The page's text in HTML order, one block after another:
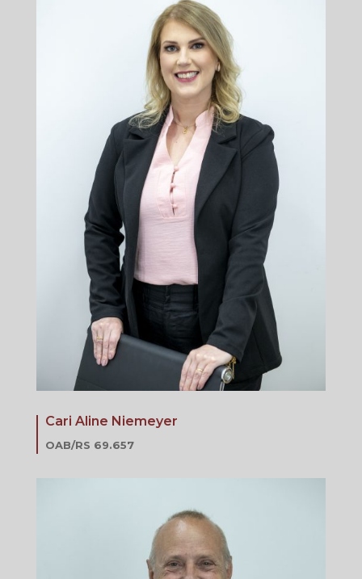
Cari Aline Niemeyer
OAB/RS 69.657